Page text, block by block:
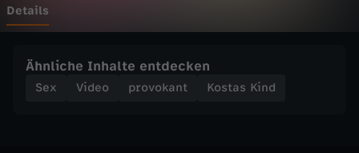
E
R
T
Details
Ähnliche Inhalte entdecken
Sex Video provokant Kostas Kind